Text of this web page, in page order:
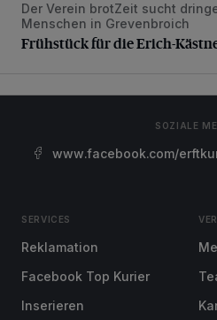
Frühstück für die Erich-
Der Verein brotZeit sucht
Menschen in Grevenbroich
Frühstück für die Erich-
SOZIALE
www.facebook.com/
SERVICES
Reklamation
Facebook Top Kurier
Inserieren